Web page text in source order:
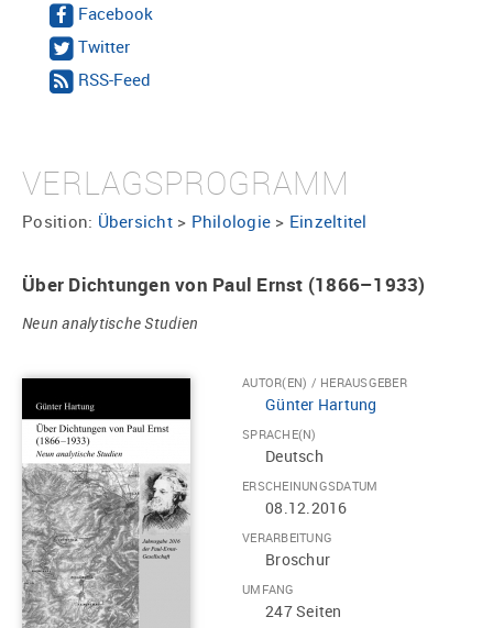
Facebook
Twitter
RSS-Feed
VERLAGSPROGRAMM
Position: Übersicht> Philologie > Einzeltitel
Über Dichtungen von Paul Ernst (1866–1933)
Neun analytische Studien
AUTOR(EN) / HERAUSGEBER
Günter Hartung
SPRACHE(N)
Deutsch
ERSCHEINUNGSDATUM
08.12.2016
VERARBEITUNG
Broschur
UMFANG
247 Seiten